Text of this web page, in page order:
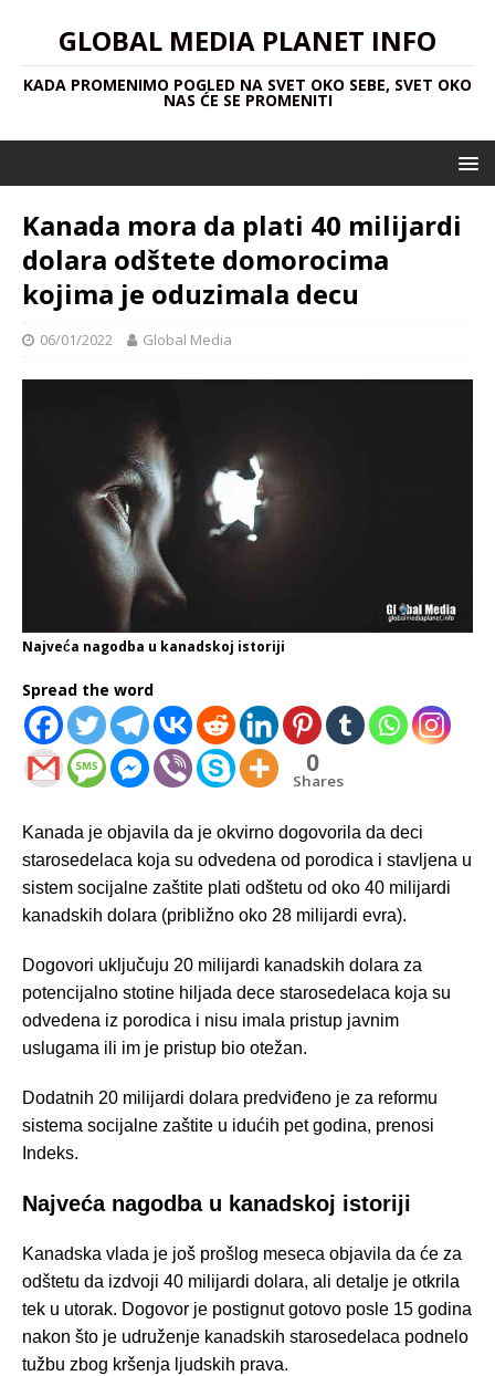
GLOBAL MEDIA PLANET INFO
KADA PROMENIMO POGLED NA SVET OKO SEBE, SVET OKO
NAS ĆE SE PROMENITI
Kanada mora da plati 40 milijardi
dolara odštete domorocima
kojima je oduzimala decu
06/01/2022 Global Media
Najveća nagodba u kanadskoj istoriji
Spread the word
0
Shares
Kanada je objavila da je okvirno dogovorila da deci
starosedelaca koja su odvedena od porodica i stavljena u
sistem socijalne zaštite plati odštetu od oko 40 milijardi
kanadskih dolara (približno oko 28 milijardi evra).
Dogovori uključuju 20 milijardi kanadskih dolara za
potencijalno stotine hiljada dece starosedelaca koja su
odvedena iz porodica i nisu imala pristup javnim
uslugama ili im je pristup bio otežan.
Dodatnih 20 milijardi dolara predviđeno je za reformu
sistema socijalne zaštite u idućih pet godina, prenosi
Indeks.
Najveća nagodba u kanadskoj istoriji
Kanadska vlada je još prošlog meseca objavila da će za
odštetu da izdvoji 40 milijardi dolara, ali detalje je otkrila
tek u utorak. Dogovor je postignut gotovo posle 15 godina
nakon što je udruženje kanadskih starosedelaca podnelo
tužbu zbog kršenja ljudskih prava.